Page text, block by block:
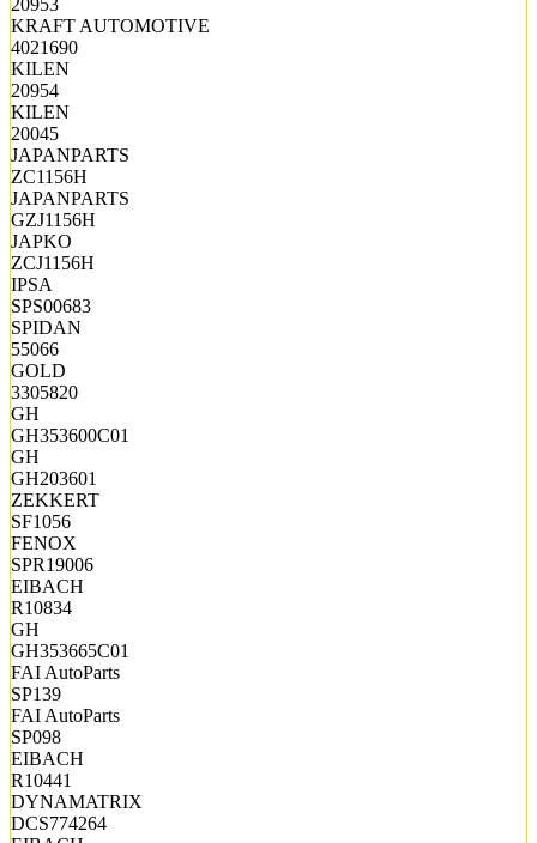
KRAFT AUTOMOTIVE
4021690
KILEN
20954
KILEN
20045
JAPANPARTS
ZC1156H
JAPANPARTS
GZJ1156H
JAPKO
ZCJ1156H
IPSA
SPS00683
SPIDAN
55066
GOLD
3305820
GH
GH353600C01
GH
GH203601
ZEKKERT
SF1056
FENOX
SPR19006
EIBACH
R10834
GH
GH353665C01
FAI AutoParts
SP139
FAI AutoParts
SP098
EIBACH
R10441
DYNAMATRIX
DCS774264